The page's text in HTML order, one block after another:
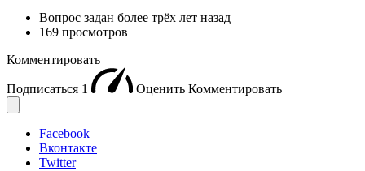
Вопрос задан более трёх лет назад
169 просмотров
Комментировать
Подписаться 1 Оценить Комментировать
Facebook
Вконтакте
Twitter